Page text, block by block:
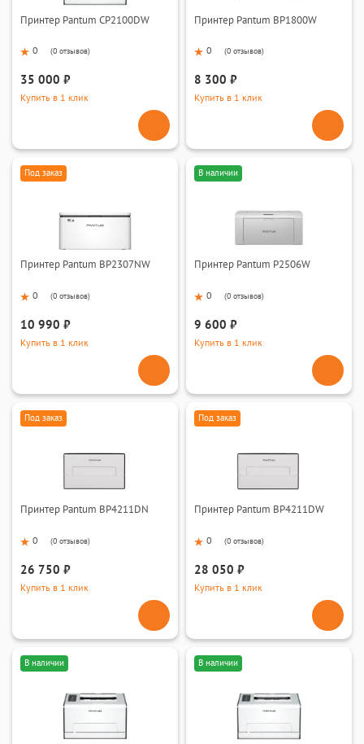
Принтер Pantum CP2100DW
0 (0 отзывов)
35 000 ₽
Купить в 1 клик
Принтер Pantum BP1800W
0 (0 отзывов)
8 300 ₽
Купить в 1 клик
Под заказ
Принтер Pantum BP2307NW
0 (0 отзывов)
10 990 ₽
Купить в 1 клик
В наличии
Принтер Pantum P2506W
0 (0 отзывов)
9 600 ₽
Купить в 1 клик
Под заказ
Принтер Pantum BP4211DN
0 (0 отзывов)
26 750 ₽
Купить в 1 клик
Под заказ
Принтер Pantum BP4211DW
0 (0 отзывов)
28 050 ₽
Купить в 1 клик
В наличии В наличии